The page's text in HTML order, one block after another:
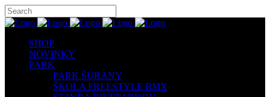
SHOP
NOVINKY
PARK
PARK ŠURANY
ŠKOLA FREESTYLE BMX